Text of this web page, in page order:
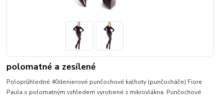
polomatné a zesílené
Poloprůhledné 40denierové punčochové kalhoty (punčocháče) Fiore
Paula s polomatným vzhledem vyrobené z mikrovlákna. Punčochové